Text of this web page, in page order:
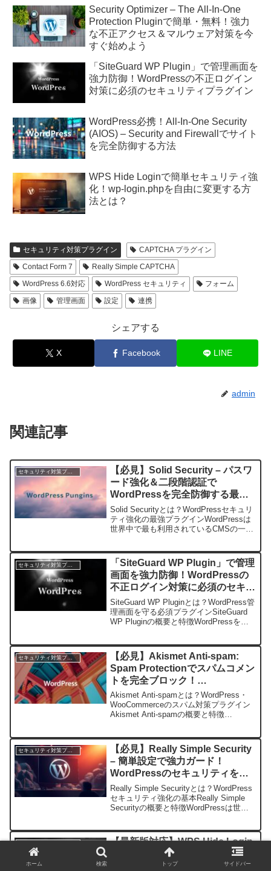
Security Optimizer – The All-In-One
Protection Pluginで簡単・無料！強力
な不正アクセス＆マルウェア対策を今
すぐ始めよう
「SiteGuard WP Plugin」で管理画面を
強力防御！WordPressの不正ログイン
対策に必須のセキュリティプラグイン
WordPress必携！All-In-One Security
(AIOS) – Security and Firewallでサイト
を完全防御する方法
WPS Hide Loginで簡単セキュリティ強
化！wp-login.phpを自由に変更する方
法とは？
セキュリティ対策プラグイン
CAPTCHA プラグイン
Contact Form 7
Really Simple CAPTCHA
WordPress 6.6対応
WordPress セキュリティ
フォーム
画像
管理画面 設定 連携
シェアする
X Facebook LINE
admin
関連記事
セキュリティ対策プラグイン
【必見】Solid Security – パスワ
ード強化＆二段階認証で
WordPressを完全防御する最強
セキュリティプラグイン！
Solid Securityとは？WordPressセキュリ
ティ強化の最強プラグインWordPressは
世界中で最も利用されているCMSの一つ
特にパスワードの弱さや二段...
セキュリティ対策プラグイン
「SiteGuard WP Plugin」で管理
画面を強力防御！WordPressの
不正ログイン対策に必須のセキュ
リティプラグイン
SiteGuard WP Pluginとは？WordPress管
理画面を守る必須プラグインSiteGuard
WP Pluginの概要と特徴WordPressを運
インは...
セキュリティ対策プラグイン
【必見】Akismet Anti-spam:
Spam Protectionでスパムコメン
トを完全ブロック！
WordPress・WooCommerceの
最強対策プラグイン
Akismet Anti-spamとは？WordPress・
WooCommerceのスパム対策プラグイン
Akismet Anti-spamの概要と特徴
け...
セキュリティ対策プラグイン
【必見】Really Simple Security
– 簡単設定で強力ガード！
WordPressのセキュリティを劇
的に強化する方法
Really Simple Securityとは？WordPress
セキュリティ強化の基本Really Simple
Securityの概要と特徴WordPressは世界
【最新版対応】WPS Hide Login
でwp-login.phpを自由に変更！
WordPressセキュリティ強化の
ホーム 検索 トップ サイドバー